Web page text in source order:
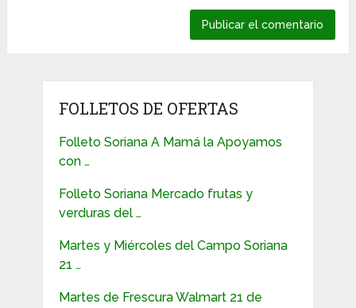
FOLLETOS DE OFERTAS
Folleto Soriana A Mamá la Apoyamos
con …
Folleto Soriana Mercado frutas y
verduras del …
Martes y Miércoles del Campo Soriana
21 …
Martes de Frescura Walmart 21 de